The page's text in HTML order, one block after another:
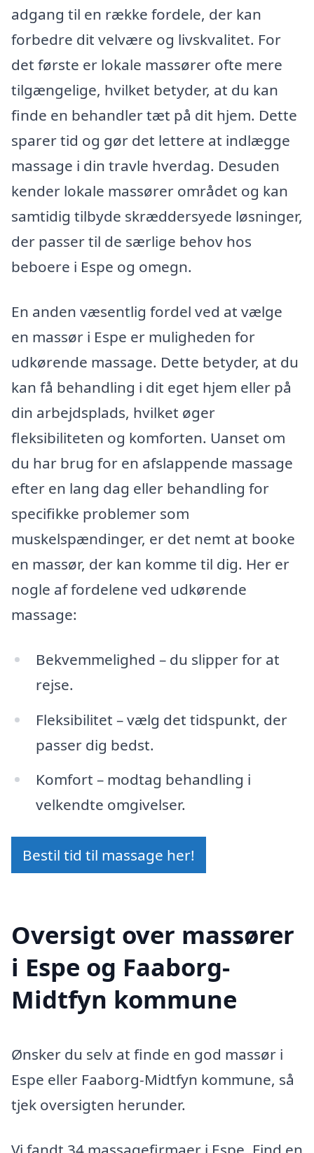
adgang til en række fordele, der kan
forbedre dit velvære og livskvalitet. For
det første er lokale massører ofte mere
tilgængelige, hvilket betyder, at du kan
finde en behandler tæt på dit hjem. Dette
sparer tid og gør det lettere at indlægge
massage i din travle hverdag. Desuden
kender lokale massører området og kan
samtidig tilbyde skræddersyede løsninger,
der passer til de særlige behov hos
beboere i Espe og omegn.
En anden væsentlig fordel ved at vælge
en massør i Espe er muligheden for
udkørende massage. Dette betyder, at du
kan få behandling i dit eget hjem eller på
din arbejdsplads, hvilket øger
fleksibiliteten og komforten. Uanset om
du har brug for en afslappende massage
efter en lang dag eller behandling for
specifikke problemer som
muskelspændinger, er det nemt at booke
en massør, der kan komme til dig. Her er
nogle af fordelene ved udkørende
massage:
Bekvemmelighed – du slipper for at
rejse.
Fleksibilitet – vælg det tidspunkt, der
passer dig bedst.
Komfort – modtag behandling i
velkendte omgivelser.
Bestil tid til massage her!
Oversigt over massører
i Espe og Faaborg-
Midtfyn kommune
Ønsker du selv at finde en god massør i
Espe eller Faaborg-Midtfyn kommune, så
tjek oversigten herunder.